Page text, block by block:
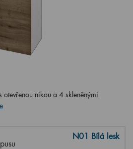
nikou a 4 skleněnými
N01 Bílá lesk